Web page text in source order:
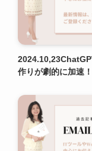
作りが劇的に加速